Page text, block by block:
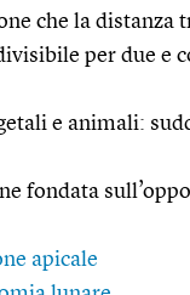
che la distanza
per due e
e animali:
fondata
apicale